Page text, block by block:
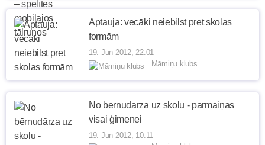
Aptauja: vecāki neiebilst pret skolas
formām
19. Jun 2012, 22:01
Māmiņu klubs
No bērnudārza uz skolu - pārmaiņas
visai ģimenei
19. Jun 2012, 10:11